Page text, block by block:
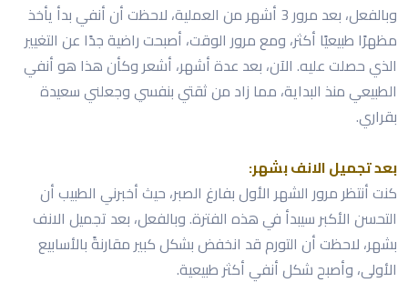
وبالفعل، بعد مرور 3 أشهر من العملية، لاحظت أن أنفي بدأ يأخذ
مظهرًا طبيعيًا أكثر، ومع مرور الوقت، أصبحت راضية جدًا عن التغيير
الذي حصلت عليه. الآن، بعد عدة أشهر، أشعر وكأن هذا هو أنفي
الطبيعي منذ البداية، مما زاد من ثقتي بنفسي وجعلني سعيدة
بقراري.
بعد تجميل الانف بشهر:
كنت أنتظر مرور الشهر الأول بفارغ الصبر، حيث أخبرني الطبيب أن
التحسن الأكبر سيبدأ في هذه الفترة. وبالفعل، بعد تجميل الانف
بشهر، لاحظت أن التورم قد انخفض بشكل كبير مقارنةً بالأسابيع
الأولى، وأصبح شكل أنفي أكثر طبيعية.